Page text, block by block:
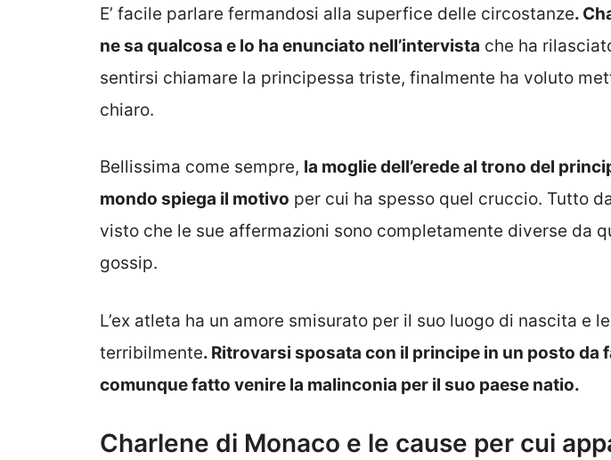
E’ facile parlare fermandosi alla superfice delle circostanze.
ne sa qualcosa e lo ha enunciato nell’intervista che ha
sentirsi chiamare la principessa triste, finalmente ha voluto
chiaro.
Bellissima come sempre, la moglie dell’erede al trono del
mondo spiega il motivo per cui ha spesso quel cruccio. Tutto
visto che le sue affermazioni sono completamente diverse da
gossip.
L’ex atleta ha un amore smisurato per il suo luogo di nascita e
terribilmente. Ritrovarsi sposata con il principe in un posto da
comunque fatto venire la malinconia per il suo paese natio.
Charlene di Monaco e le cause per cui